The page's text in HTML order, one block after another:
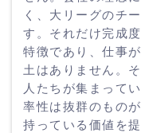
く、大リーグのチ
す。それだけ完成
特徴であり、仕事
土はありません。
人たちが集まって
率性は抜群のもの
持っている価値を